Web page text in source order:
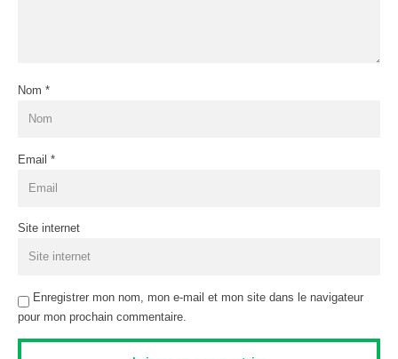
Nom *
Email *
Site internet
Enregistrer mon nom, mon e-mail et mon site dans le navigateur
pour mon prochain commentaire.